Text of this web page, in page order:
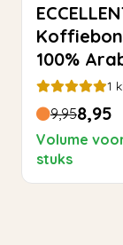
ECCELLENTE
100%
1
9,958,95
Volume
stuks